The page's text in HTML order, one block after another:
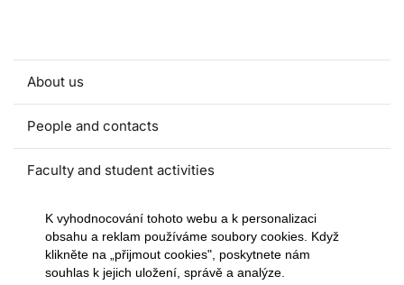
About us
People and contacts
Faculty and student activities
Projects and strategic partnerships
Documents
K vyhodnocování tohoto webu a k personalizaci
obsahu a reklam používáme soubory cookies. Když
klikněte na „přijmout cookies", poskytnete nám
souhlas k jejich uložení, správě a analýze.